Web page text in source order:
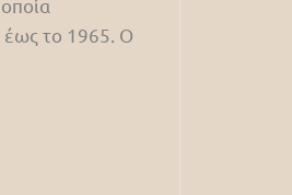
έως το 1965. Ο